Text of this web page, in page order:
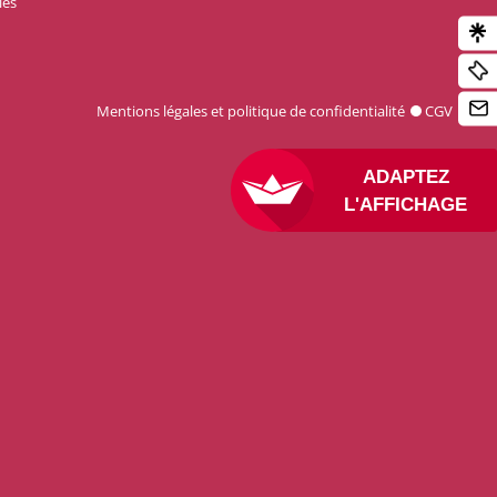
ADAPTEZ
L'AFFICHAGE
Mentions légales et politique de confidentialité CGV